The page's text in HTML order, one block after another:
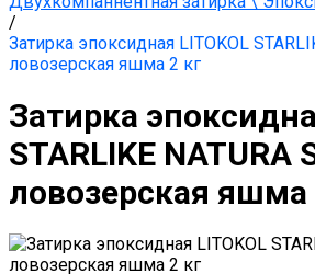
/
Затирка эпоксидная LITOKOL
ловозерская яшма 2 кг
Затирка
STARLIKE NATURA
ловозерская яшма